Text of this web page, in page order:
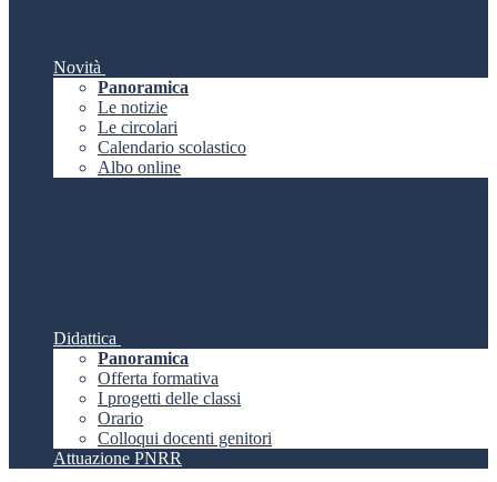
Novità
Panoramica
Le notizie
Le circolari
Calendario scolastico
Albo online
Didattica
Panoramica
Offerta formativa
I progetti delle classi
Orario
Colloqui docenti genitori
Attuazione PNRR